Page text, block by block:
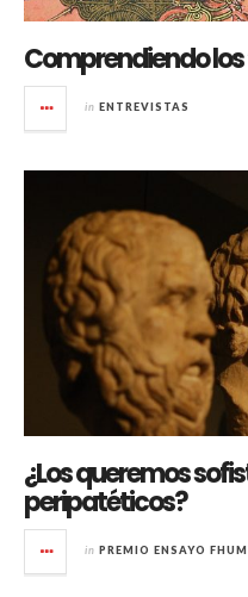
Comprendiendo
in ENTREVISTAS
¿Los queremos
peripatéticos?
in PREMIO ENSAYO